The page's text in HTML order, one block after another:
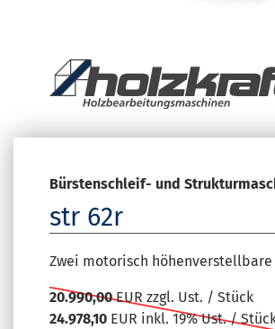
Bürstenschleif- und
str 62r
Zwei motorisch höhenverstellbare
20.990,00EUR zzgl. Ust. / Stück
24.978,10 EUR inkl. 19% Ust. /